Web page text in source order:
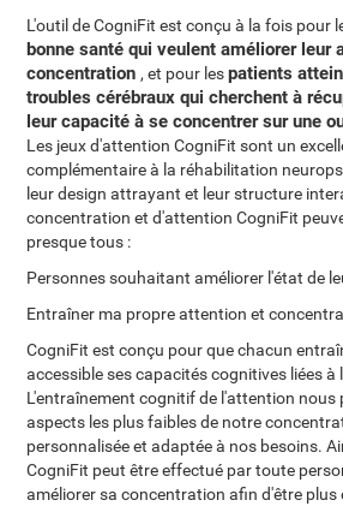
L'outil de CogniFit est conçu à la fois pour
bonne santé qui veulent améliorer leur
concentration, et pour lespatients
troubles cérébraux qui cherchent à
leur capacité à se concentrer sur une
Les jeux d'attention CogniFit sont un
complémentaire à la réhabilitation
leur design attrayant et leur structure
concentration et d'attention CogniFit
presque tous :
Personnes souhaitant améliorer l'état de
Entraîner ma propre attention et
CogniFit est conçu pour que chacun
accessible ses capacités cognitives liées à
L'entraînement cognitif de l'attention nous
aspects les plus faibles de notre
personnalisée et adaptée à nos besoins.
CogniFit peut être effectué par toute
améliorer sa concentration afin d'être plus